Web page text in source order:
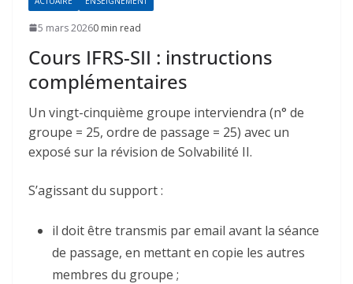
5 mars 20260 min read
Cours IFRS-SII : instructions
complémentaires
Un vingt-cinquième groupe interviendra (n° de
groupe = 25, ordre de passage = 25) avec un
exposé sur la révision de Solvabilité II.
S’agissant du support :
il doit être transmis par email avant la séance
de passage, en mettant en copie les autres
membres du groupe ;